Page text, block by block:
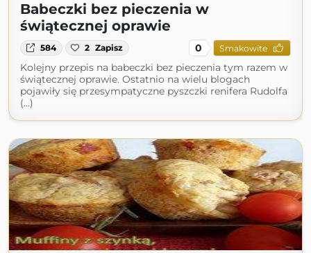
Babeczki bez pieczenia w
świątecznej oprawie
584 2 Zapisz 0 Smakowite
Kolejny przepis na babeczki bez pieczenia tym razem w
świątecznej oprawie. Ostatnio na wielu blogach
pojawiły się przesympatyczne pyszczki renifera Rudolfa
(...)